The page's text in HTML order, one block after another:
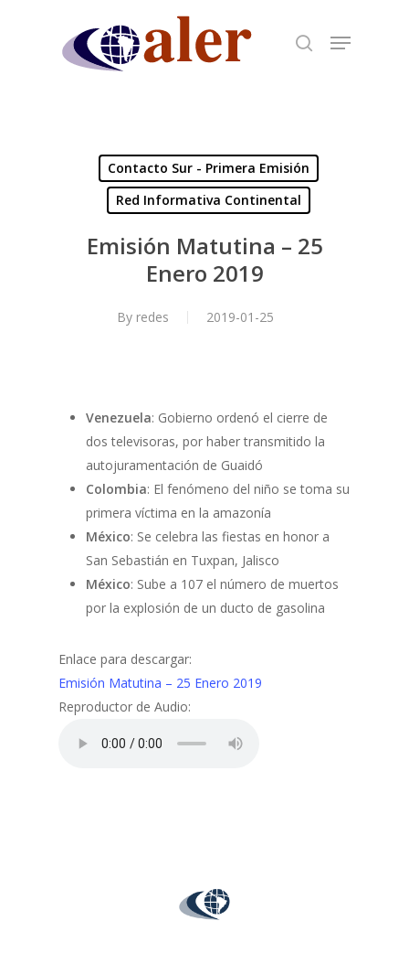
Contacto Sur - Primera Emisión
Red Informativa Continental
Emisión Matutina – 25
Enero 2019
By redes 2019-01-25
Venezuela: Gobierno ordenó el cierre de
dos televisoras, por haber transmitido la
autojuramentación de Guaidó
Colombia: El fenómeno del niño se toma su
primera víctima en la amazonía
México: Se celebra las fiestas en honor a
San Sebastián en Tuxpan, Jalisco
México: Sube a 107 el número de muertos
por la explosión de un ducto de gasolina
Enlace para descargar:
Emisión Matutina – 25 Enero 2019
Reproductor de Audio: